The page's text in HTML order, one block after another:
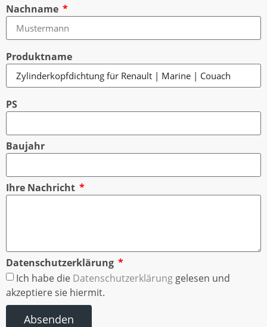
Nachname
Produktname
PS
Baujahr
Ihre Nachricht
Datenschutzerklärung
Ich habe die Datenschutzerklärung gelesen und
akzeptiere sie hiermit.
Absenden